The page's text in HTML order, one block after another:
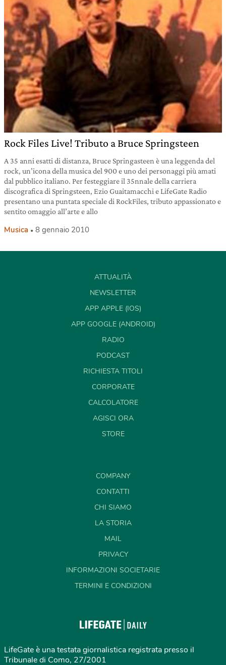
Rock Files Live! Tributo a Bruce Springsteen
A 35 anni esatti di distanza, Bruce Springasteen è una leggenda del
rock, un’icona della musica del 900 e uno dei personaggi più amati
dal pubblico italiano. Per festeggiare il 35nnale della carriera
discografica di Springsteen, Ezio Guaitamacchi e LifeGate Radio
presentano una puntata speciale di RockFiles, tributo appassionato e
sentito omaggio all’arte e allo
Musica 8 gennaio 2010
ATTUALITÀ
NEWSLETTER
APP APPLE (IOS)
APP GOOGLE (ANDROID)
RADIO
PODCAST
RICHIESTA TITOLI
CORPORATE
CALCOLATORE
AGISCI ORA
STORE
COMPANY
CONTATTI
CHI SIAMO
LA STORIA
MAIL
PRIVACY
INFORMAZIONI SOCIETARIE
TERMINI E CONDIZIONI
LifeGate è una testata giornalistica registrata presso il
Tribunale di Como, 27/2001